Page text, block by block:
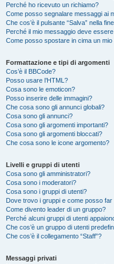
Perché ho ricevuto un richiamo?
Come posso segnalare messaggi ai
Che cos’è il pulsante “Salva” nella
Perché il mio messaggio deve
Come posso spostare in cima un mio
Formattazione e tipi di argomenti
Cos’è il BBCode?
Posso usare l’HTML?
Cosa sono le emoticon?
Posso inserire delle immagini?
Che cosa sono gli annunci globali?
Cosa sono gli annunci?
Cosa sono gli argomenti importanti?
Cosa sono gli argomenti bloccati?
Che cosa sono le icone argomento?
Livelli e gruppi di utenti
Cosa sono gli amministratori?
Cosa sono i moderatori?
Cosa sono i gruppi di utenti?
Dove trovo i gruppi e come posso
Come divento leader di un gruppo?
Perché alcuni gruppi di utenti
Che cos’è un gruppo di utenti
Che cos’è il collegamento “Staff”?
Messaggi privati